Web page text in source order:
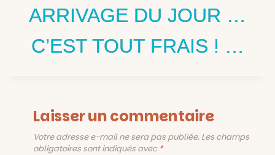
ARRIVAGE DU JOUR …
C’EST TOUT FRAIS ! …
Laisser un commentaire
Votre adresse e-mail ne sera pas publiée. Les champs
obligatoires sont indiqués avec *